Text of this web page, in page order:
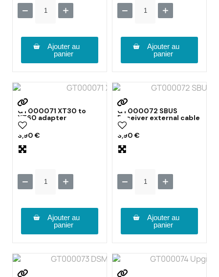
Ajouter au
panier
Ajouter au
panier
GT000071 XT30 to
XT60 adapter
3,90 €
Ajouter au
panier
GT000072 SBUS
Receiver external cable
3,90 €
Ajouter au
panier